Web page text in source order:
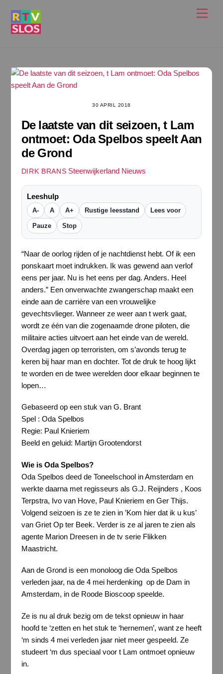
30 APRIL 2018
De laatste van dit seizoen, t Lam
ontmoet: Oda Spelbos speelt Aan
de Grond
DIRK BRANS Steenwijkerland Nieuws
Leeshulp
A- A A+ Rustige leesstand Lees voor
Pauze Stop
“Naar de oorlog rijden of je nachtdienst hebt. Of ik een
ponskaart moet indrukken. Ik was gewend aan verlof
eens per jaar. Nu is het eens per dag. Anders. Heel
anders.” Een onverwachte zwangerschap maakt een
einde aan de carrière van een vrouwelijke
gevechtsvlieger. Wanneer ze weer aan t werk gaat,
wordt ze één van die zogenaamde drone piloten, die
militaire acties uitvoert aan het einde van de wereld.
Overdag jagen op terroristen, om s’avonds terug te
keren bij haar man en dochter. Tot de druk te hoog lijkt
te worden en de twee werelden door elkaar beginnen te
lopen…
Gebaseerd op een stuk van G. Brant
Spel : Oda Spelbos
Regie: Paul Knieriem
Beeld en geluid: Martijn Grootendorst
Wie is Oda Spelbos?
Oda Spelbos deed de Toneelschool in Amsterdam en
werkte daarna met regisseurs als G.J. Reijnders , Koos
Terpstra, Ivo van Hove, Paul Knieriem en Ger Thijs.
Volgend seizoen is ze te zien in ’Kom hier dat ik u kus’
van Griet Op ter Beek. Verder is ze al jaren te zien als
agente Marion Dreesen in de tv serie Flikken
Maastricht.
Aan de Grond is een monoloog die Oda Spelbos
verleden jaar, na de 4 mei herdenking op de Dam in
Amsterdam, in de Roode Bioscoop speelde.
Ze is nu al druk bezig om de tekst opnieuw in haar
hoofd te ‘zetten en het stuk te ‘hernemen’, want ze heeft
‘m sinds 4 mei verleden jaar niet meer gespeeld. Ze
studeert ‘m dus speciaal voor t Lam ontmoet opnieuw
in.